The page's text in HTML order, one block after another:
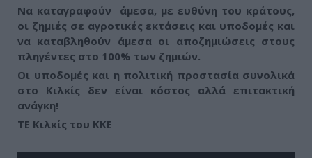
Να καταγραφούν άμεσα, με ευθύνη του κράτους,
οι ζημιές σε αγροτικές εκτάσεις και υποδομές και
να καταβληθούν άμεσα οι αποζημιώσεις στους
πληγέντες στο 100% των ζημιών.
Οι υποδομές και η πολιτική προστασία συνολικά
στο Κιλκίς δεν είναι κόστος αλλά επιτακτική
ανάγκη!
ΤΕ Κιλκίς του ΚΚΕ